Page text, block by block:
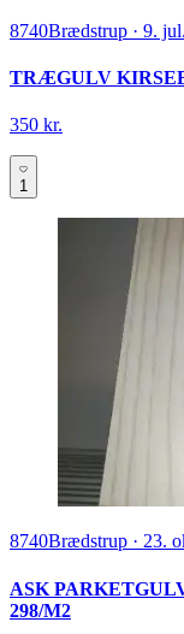
8740Brædstrup · 9.
TRÆGULV
350 kr.
1
8740Brædstrup · 23.
ASK
298/M2